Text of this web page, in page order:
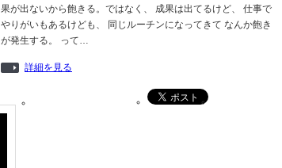
果が出ないから飽きる。ではなく、 成果は出てるけど、 仕事で
やりがいもあるけども、 同じルーチンになってきて なんか飽き
が発生する。 って…
詳細を見る